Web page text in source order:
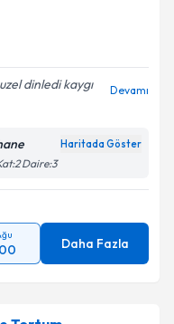
dinledi kaygı
Devamı
Haritada Göster
Daire:3
Daha Fazla